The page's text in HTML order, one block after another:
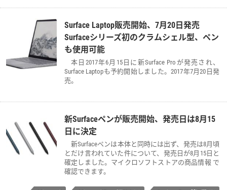
Surface Laptop販売開始、7月20日発売
Surfaceシリーズ初のクラムシェル型、ペン
も使用可能
本日2017年6月15日に新Surface Proが発売され、
Surface Laptopも予約開始しました。2017年7月20日発
売。
新Surfaceペンが販売開始、発売日は8月15
日に決定
新Surfaceペンは本体と同時には出ず、発売は8月頃
とだけ言われていた件について、発売日が8月15日と
確定しました。マイクロソフトストアの商品情報 で
確認できます。